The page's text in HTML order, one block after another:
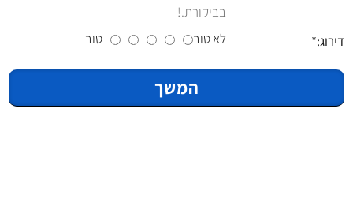
בביקורת.!
דירוג:
לא טוב טוב
המשך